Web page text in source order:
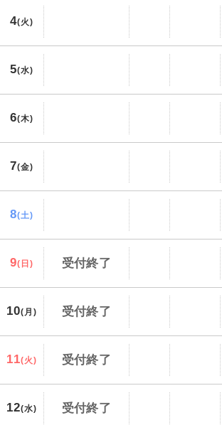
4(火)
5(水)
6(木)
7(金)
8(土)
9(日) 受付終了
10(月) 受付終了
11(火) 受付終了
12(水) 受付終了